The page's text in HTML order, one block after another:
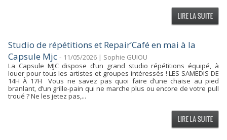
Studio de répétitions et Repair’Café en mai à la
Capsule Mjc - 11/05/2026 | Sophie GUIOU
La Capsule MJC dispose d’un grand studio répétitions équipé, à
louer pour tous les artistes et groupes intéressés ! LES SAMEDIS DE
14H À 17H Vous ne savez pas quoi faire d’une chaise au pied
branlant, d’un grille-pain qui ne marche plus ou encore de votre pull
troué ? Ne les jetez pas,...